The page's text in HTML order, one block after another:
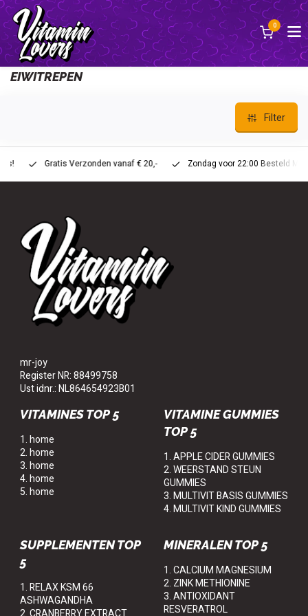
0
Zurück
EIWITREPEN
Filter
Gratis Verzonden vanaf € 20,- Zondag voor 22:00 Besteld
mr-joy
Register NR: 88499758
Ust idnr.: NL864654923B01
VITAMINES TOP 5
1. home
2. home
3. home
4. home
5. home
VITAMINE GUMMIES
TOP 5
1. APPLE CIDER GUMMIES
2. WEERSTAND STEUN
GUMMIES
3. MULTIVIT BASIS GUMMIES
4. MULTIVIT KIND GUMMIES
SUPPLEMENTEN TOP
5
1. RELAX KSM 66
ASHWAGANDHA
MINERALEN TOP 5
1. CALCIUM MAGNESIUM
2. ZINK METHIONINE
3. ANTIOXIDANT
RESVERATROL